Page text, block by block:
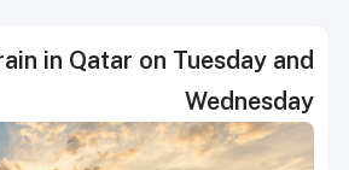
in Qatar on Tuesday and
Wednesday